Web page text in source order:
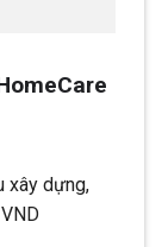
Sinh
xây dựng,